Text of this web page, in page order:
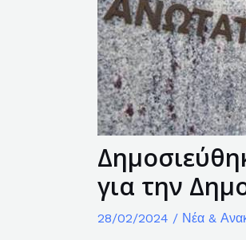
για την
28/02/2024 / Νέα &